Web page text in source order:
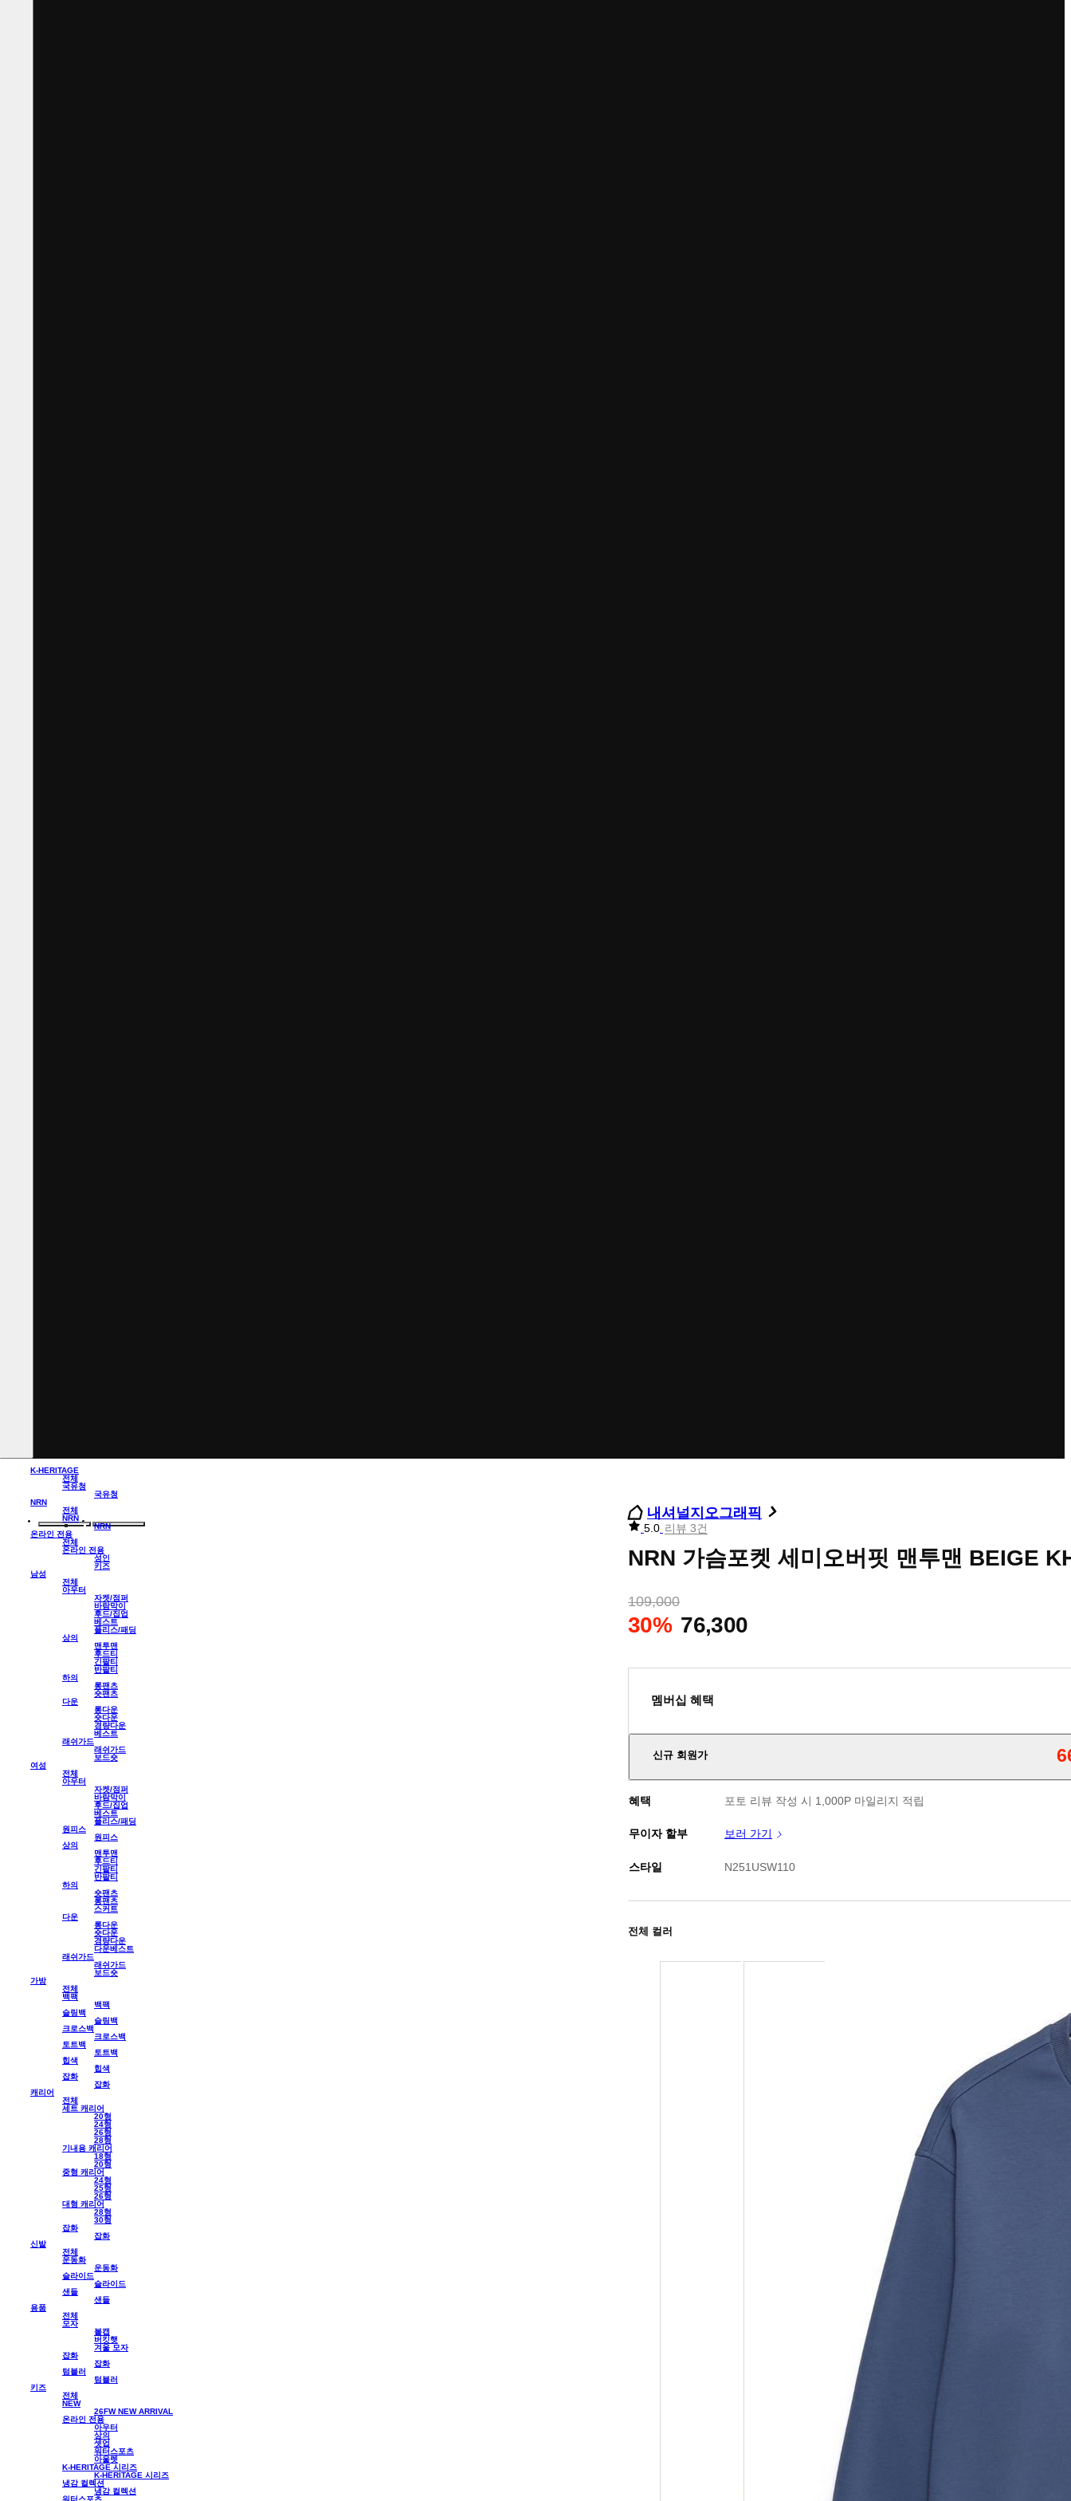
K-HERITAGE
전체
국유청
국유청
NRN
전체
NRN
NRN
온라인 전용
전체
온라인 전용
성인
키즈
남성
전체
아우터
자켓/점퍼
바람막이
후드/집업
베스트
플리스/패딩
상의
맨투맨
후드티
긴팔티
반팔티
하의
롱팬츠
숏팬츠
다운
롱다운
숏다운
경량다운
베스트
래쉬가드
래쉬가드
보드숏
여성
전체
아우터
자켓/점퍼
바람막이
후드/집업
베스트
플리스/패딩
원피스
원피스
상의
맨투맨
후드티
긴팔티
반팔티
하의
숏팬츠
롱팬츠
스커트
다운
롱다운
숏다운
경량다운
다운베스트
래쉬가드
래쉬가드
보드숏
가방
전체
백팩
백팩
슬링백
슬링백
크로스백
크로스백
토트백
토트백
힙색
힙색
잡화
잡화
캐리어
전체
세트 캐리어
20형
24형
26형
28형
기내용 캐리어
18형
20형
중형 캐리어
24형
25형
26형
대형 캐리어
28형
30형
잡화
잡화
신발
전체
운동화
운동화
슬라이드
슬라이드
샌들
샌들
용품
전체
모자
볼캡
버킷햇
겨울 모자
잡화
잡화
텀블러
텀블러
키즈
전체
NEW
26FW NEW ARRIVAL
온라인 전용
아우터
상의
셋업
워터스포츠
아울렛
K-HERITAGE 시리즈
K-HERITAGE 시리즈
냉감 컬렉션
냉감 컬렉션
워터스포츠
내셔널지오그래픽
리
별
점
5.0 리뷰 3건
NRN 가슴포켓 세미오버핏 맨투맨 BEIGE
109,000
30% 76,300
멤버십 혜택
신규 회원가
판매가
혜택 포토 리뷰 작성 시 1,000P 마일리지 적립
무이자 할부 보러 가기
스타일 N251USW110
전체 컬러